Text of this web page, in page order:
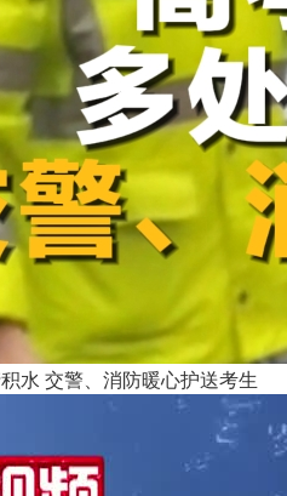
水 交警、消防暖心护送考生